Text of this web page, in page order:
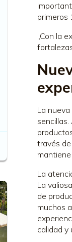
primeros
„Con la
La
través
La
La
de
muchos
calidad y